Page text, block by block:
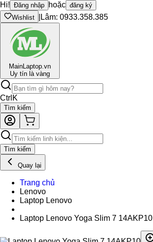
Hi! Đăng nhập hoặc đăng ký
Wishlist
Lâm: 0933.358.385
MainLaptop.vn
Uy tín là vàng
Ctrl K
Tìm kiếm
Tìm kiếm
Quay lại
Trang chủ
Lenovo
Laptop Lenovo
Laptop Lenovo Yoga Slim 7 14AKP10